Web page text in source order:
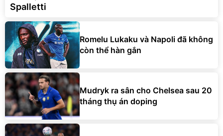
Spalletti
Romelu Lukaku và Napoli đã không
còn thể hàn gắn
Mudryk ra sân cho Chelsea sau 20
tháng thụ án doping